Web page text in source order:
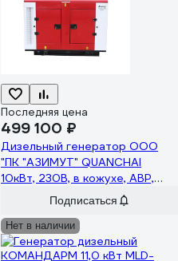
Последняя цена
499 100 ₽
Дизельный генератор ООО
"ПК "АЗИМУТ" QUANCHAI
10кВт, 230В, в кожухе, АВР,
СЗУ, ПОЖ АД10С-230-2РКМ5
Подписаться
Нет в наличии